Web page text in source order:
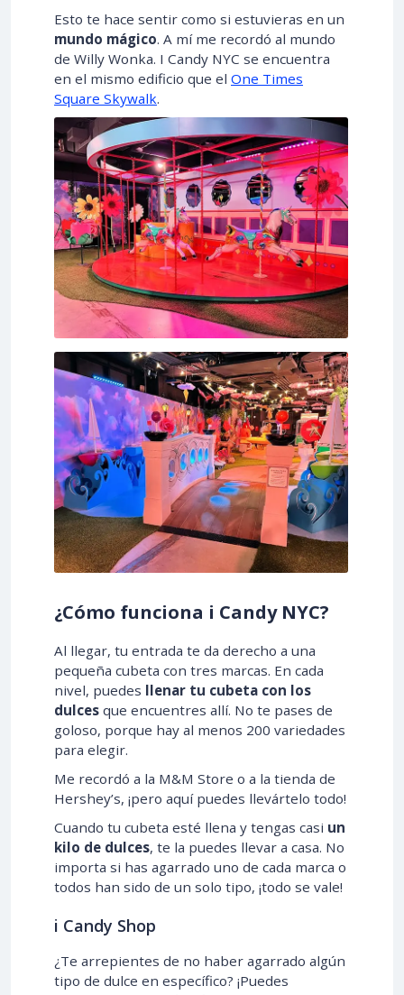
Esto te hace sentir como si estuvieras en un
mundo mágico. A mí me recordó al mundo
de Willy Wonka. I Candy NYC se encuentra
en el mismo edificio que el One Times
Square Skywalk.
¿Cómo funciona i Candy NYC?
Al llegar, tu entrada te da derecho a una
pequeña cubeta con tres marcas. En cada
nivel, puedes llenar tu cubeta con los
dulces que encuentres allí. No te pases de
goloso, porque hay al menos 200 variedades
para elegir.
Me recordó a la M&M Store o a la tienda de
Hershey’s, ¡pero aquí puedes llevártelo todo!
Cuando tu cubeta esté llena y tengas casi un
kilo de dulces, te la puedes llevar a casa. No
importa si has agarrado uno de cada marca o
todos han sido de un solo tipo, ¡todo se vale!
i Candy Shop
¿Te arrepientes de no haber agarrado algún
tipo de dulce en específico? ¡Puedes